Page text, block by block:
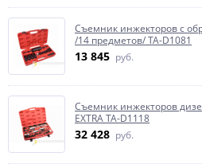
Съемник инжекторов с
/14 предметов/ TA-D1081
13 845 руб.
Съемник инжекторов
EXTRA TA-D1118
32 428 руб.